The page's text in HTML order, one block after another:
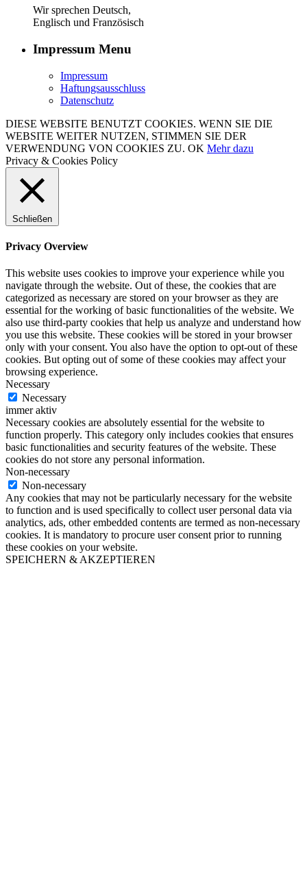
Wir sprechen Deutsch,
Englisch und Französisch
Impressum Menu
Impressum
Haftungsausschluss
Datenschutz
DIESE WEBSITE BENUTZT COOKIES. WENN SIE DIE
WEBSITE WEITER NUTZEN, STIMMEN SIE DER
VERWENDUNG VON COOKIES ZU. OK Mehr dazu
Privacy & Cookies Policy
Schließen
Privacy Overview
This website uses cookies to improve your experience while you
navigate through the website. Out of these, the cookies that are
categorized as necessary are stored on your browser as they are
essential for the working of basic functionalities of the website. We
also use third-party cookies that help us analyze and understand how
you use this website. These cookies will be stored in your browser
only with your consent. You also have the option to opt-out of these
cookies. But opting out of some of these cookies may affect your
browsing experience.
Necessary
Necessary
immer aktiv
Necessary cookies are absolutely essential for the website to
function properly. This category only includes cookies that ensures
basic functionalities and security features of the website. These
cookies do not store any personal information.
Non-necessary
Non-necessary
Any cookies that may not be particularly necessary for the website
to function and is used specifically to collect user personal data via
analytics, ads, other embedded contents are termed as non-necessary
cookies. It is mandatory to procure user consent prior to running
these cookies on your website.
SPEICHERN & AKZEPTIEREN